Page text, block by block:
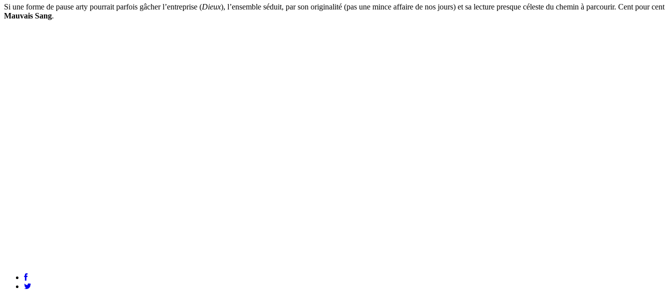
Si une forme de pause arty pourrait parfois gâcher l’entreprise (Dieux), l’ensemble séduit, par son originalité (pas une mince affaire de nos jours) et sa lecture presque céleste du chemin à parcourir. Cent pour cent
Mauvais Sang.